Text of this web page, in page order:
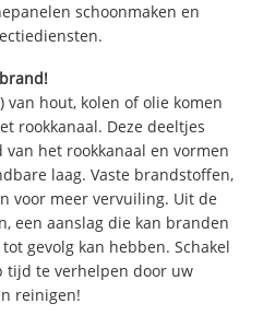
schoonmaken en
van hout, kolen of olie komen
rookkanaal. Deze deeltjes
het rookkanaal en vormen
laag. Vaste brandstoffen,
voor meer vervuiling. Uit de
een aanslag die kan branden
gevolg kan hebben. Schakel
tijd te verhelpen door uw
reinigen!